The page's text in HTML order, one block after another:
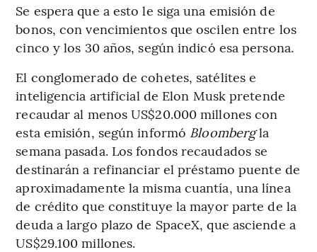
Se espera que a esto le siga una emisión de
bonos, con vencimientos que oscilen entre los
cinco y los 30 años, según indicó esa persona.
El conglomerado de cohetes, satélites e
inteligencia artificial de Elon Musk pretende
recaudar al menos US$20.000 millones con
esta emisión, según informó Bloombergla
semana pasada. Los fondos recaudados se
destinarán a refinanciar el préstamo puente de
aproximadamente la misma cuantía, una línea
de crédito que constituye la mayor parte de la
deuda a largo plazo de SpaceX, que asciende a
US$29.100 millones.